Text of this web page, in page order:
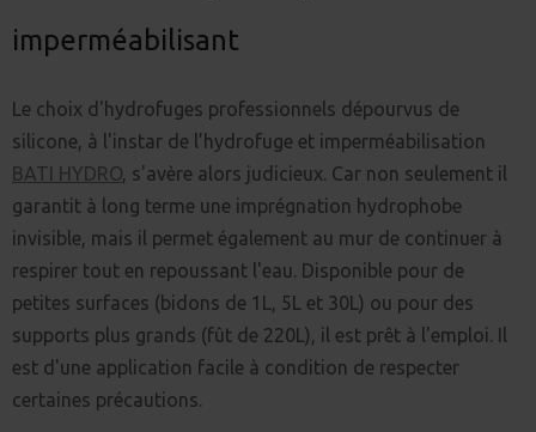
imperméabilisant
Le choix d'hydrofuges professionnels dépourvus de
silicone, à l'instar de l’hydrofuge et imperméabilisation
BATI HYDRO , s'avère alors judicieux. Car non seulement il
garantit à long terme une imprégnation hydrophobe
invisible, mais il permet également au mur de continuer à
respirer tout en repoussant l'eau. Disponible pour de
petites surfaces (bidons de 1L, 5L et 30L) ou pour des
supports plus grands (fût de 220L), il est prêt à l'emploi. Il
est d'une application facile à condition de respecter
certaines précautions.